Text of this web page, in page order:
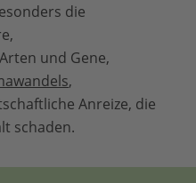
die
und Gene,
,
Anreize, die
schaden.